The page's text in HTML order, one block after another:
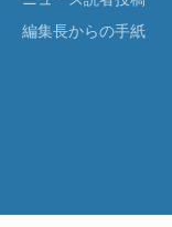
編集長からの手紙